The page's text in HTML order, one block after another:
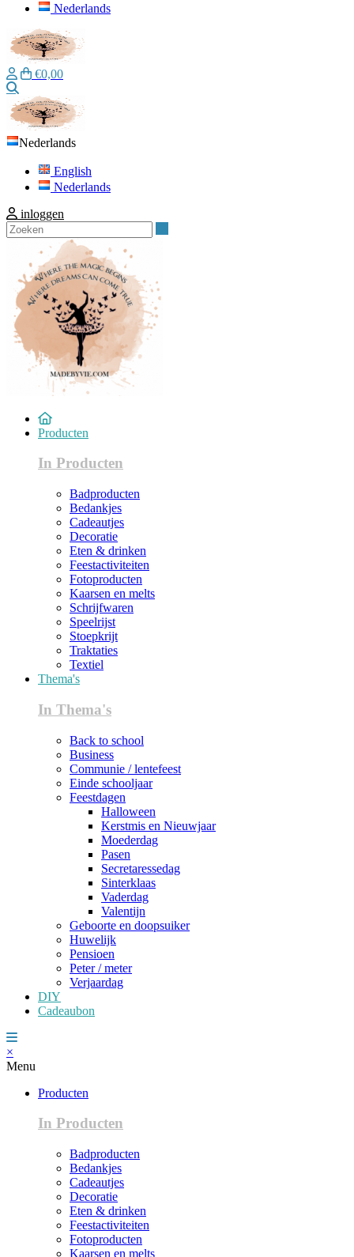
Nederlands
€0,00
Nederlands
English
Nederlands
inloggen
Producten
In Producten
Badproducten
Bedankjes
Cadeautjes
Decoratie
Eten & drinken
Feestactiviteiten
Fotoproducten
Kaarsen en melts
Schrijfwaren
Speelrijst
Stoepkrijt
Traktaties
Textiel
Thema's
In Thema's
Back to school
Business
Communie / lentefeest
Einde schooljaar
Feestdagen
Halloween
Kerstmis en Nieuwjaar
Moederdag
Pasen
Secretaressedag
Sinterklaas
Vaderdag
Valentijn
Geboorte en doopsuiker
Huwelijk
Pensioen
Peter / meter
Verjaardag
DIY
Cadeaubon
×
Menu
Producten
In Producten
Badproducten
Bedankjes
Cadeautjes
Decoratie
Eten & drinken
Feestactiviteiten
Fotoproducten
Kaarsen en melts